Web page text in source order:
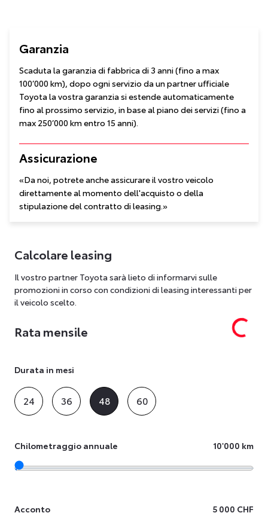
Garanzia
Scaduta la garanzia di fabbrica di 3 anni (fino a max
100’000 km), dopo ogni servizio da un partner ufficiale
Toyota la vostra garanzia si estende automaticamente
fino al prossimo servizio, in base al piano dei servizi (fino a
max 250’000 km entro 15 anni).
Assicurazione
«Da noi, potrete anche assicurare il vostro veicolo
direttamente al momento dell'acquisto o della
stipulazione del contratto di leasing.»
Calcolare leasing
Il vostro partner Toyota sarà lieto di informarvi sulle
promozioni in corso con condizioni di leasing interessanti per
il veicolo scelto.
Rata mensile
Durata in mesi
24 36 48 60
Chilometraggio annuale 10'000 km
Acconto 5 000 CHF